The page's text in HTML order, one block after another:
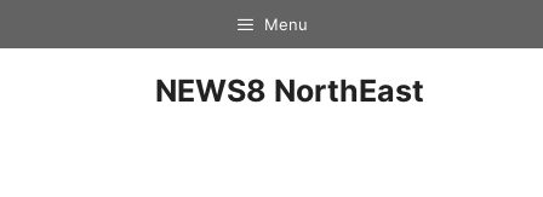
Menu
NEWS8 NorthEast